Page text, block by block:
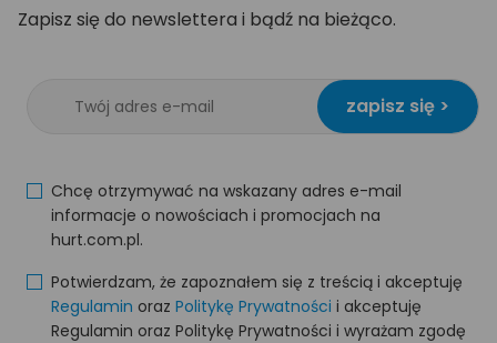
Zapisz się do newslettera i bądź na bieżąco.
zapisz się >
Chcę otrzymywać na wskazany adres e-mail
informacje o nowościach i promocjach na
hurt.com.pl.
Potwierdzam, że zapoznałem się z treścią i akceptuję
Regulamin oraz Politykę Prywatności i akceptuję
Regulamin oraz Politykę Prywatności i wyrażam zgodę